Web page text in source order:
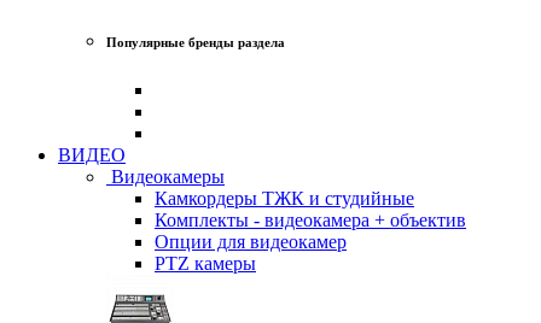
Популярные бренды раздела
ВИДЕО
Видеокамеры
Камкордеры ТЖК и студийные
Комплекты - видеокамера + объектив
Опции для видеокамер
PTZ камеры